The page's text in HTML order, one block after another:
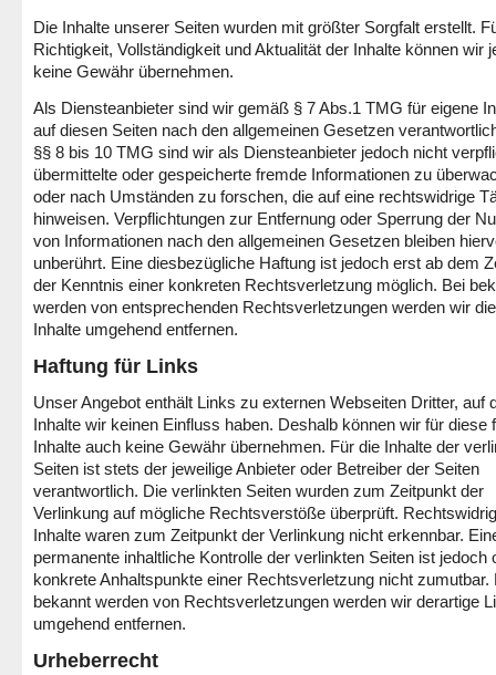
Die Inhalte unserer Seiten wurden mit größter Sorgfalt erstellt.
Richtigkeit, Vollständigkeit und Aktualität der Inhalte können wir
keine Gewähr übernehmen.
Als Diensteanbieter sind wir gemäß § 7 Abs.1 TMG für eigene
auf diesen Seiten nach den allgemeinen Gesetzen
§§ 8 bis 10 TMG sind wir als Diensteanbieter jedoch nicht
übermittelte oder gespeicherte fremde Informationen zu
oder nach Umständen zu forschen, die auf eine rechtswidrige
hinweisen. Verpflichtungen zur Entfernung oder Sperrung der
von Informationen nach den allgemeinen Gesetzen bleiben
unberührt. Eine diesbezügliche Haftung ist jedoch erst ab dem
der Kenntnis einer konkreten Rechtsverletzung möglich. Bei
werden von entsprechenden Rechtsverletzungen werden wir
Inhalte umgehend entfernen.
Haftung für Links
Unser Angebot enthält Links zu externen Webseiten Dritter, auf
Inhalte wir keinen Einfluss haben. Deshalb können wir für diese
Inhalte auch keine Gewähr übernehmen. Für die Inhalte der
Seiten ist stets der jeweilige Anbieter oder Betreiber der Seiten
verantwortlich. Die verlinkten Seiten wurden zum Zeitpunkt der
Verlinkung auf mögliche Rechtsverstöße überprüft.
Inhalte waren zum Zeitpunkt der Verlinkung nicht erkennbar.
permanente inhaltliche Kontrolle der verlinkten Seiten ist jedoch
konkrete Anhaltspunkte einer Rechtsverletzung nicht zumutbar.
bekannt werden von Rechtsverletzungen werden wir derartige
umgehend entfernen.
Urheberrecht